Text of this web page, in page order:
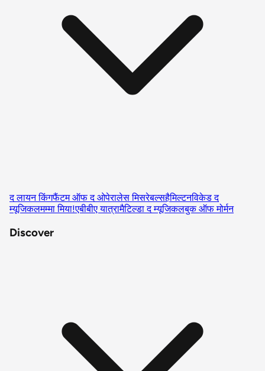
द लायन किंगफैंटम ऑफ द ओपेरालेस मिसरेबल्सहैमिल्टनविकेड द
म्यूजिकलमम्मा मिया!एबीबीए यात्रामैटिल्डा द म्यूजिकलबुक ऑफ मोर्मन
Discover